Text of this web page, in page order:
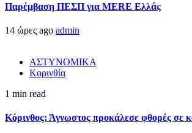
Παρέμβαση ΠΕΣΠ για MERE Ελλάς
14 ώρες ago admin
ΑΣΤΥΝΟΜΙΚΑ
Κορινθία
1 min read
Κόρινθος: Άγνωστος προκάλεσε φθορές